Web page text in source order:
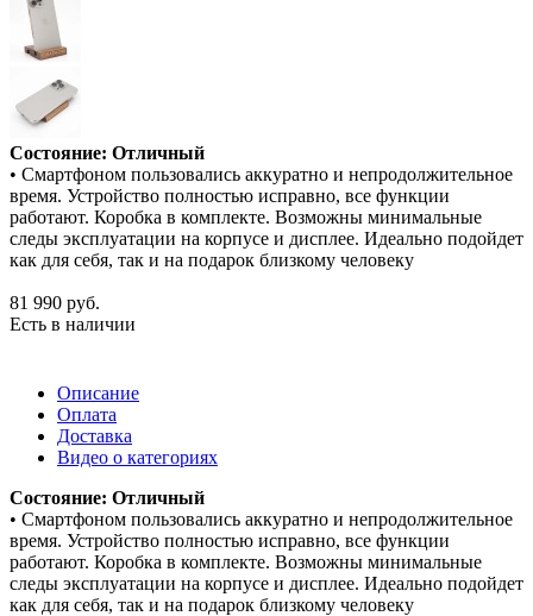
Состояние: Отличный
• Смартфоном пользовались аккуратно и непродолжительное
время. Устройство полностью исправно, все функции
работают. Коробка в комплекте. Возможны минимальные
следы эксплуатации на корпусе и дисплее. Идеально подойдет
как для себя, так и на подарок близкому человеку
81 990 руб.
Есть в наличии
Описание
Оплата
Доставка
Видео о категориях
Состояние: Отличный
• Смартфоном пользовались аккуратно и непродолжительное
время. Устройство полностью исправно, все функции
работают. Коробка в комплекте. Возможны минимальные
следы эксплуатации на корпусе и дисплее. Идеально подойдет
как для себя, так и на подарок близкому человеку